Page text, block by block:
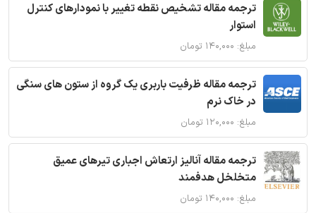
ترجمه مقاله تشخیص نقطه تغییر با نمودارهای کنترل
استوار
مبلغ: ۱۴۰,۰۰۰ تومان
ترجمه مقاله ظرفیت باربری یک گروه از ستون های سنگی
در خاک نرم
مبلغ: ۱۲۰,۰۰۰ تومان
ترجمه مقاله آنالیز ارتعاش اجباری تیرهای عمیق
متخلخل هدفمند
مبلغ: ۱۴۰,۰۰۰ تومان